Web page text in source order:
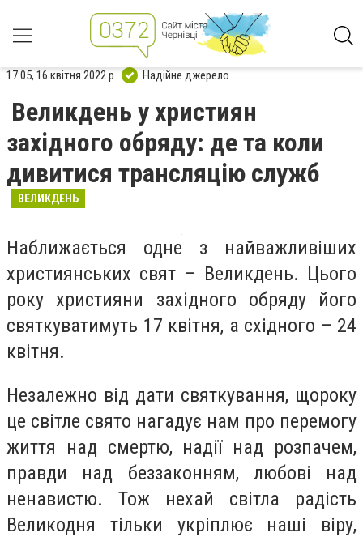
17:05, 16 квітня 2022 р. Надійне джерело
Великдень у християн
західного обряду: де та коли
дивитися трансляцію служб
ВЕЛИКДЕНЬ
Наближається одне з найважливіших
християнських свят – Великдень. Цього
року християни західного обряду його
святкуватимуть 17 квітня, а східного – 24
квітня.
Незалежно від дати святкування, щороку
це світле свято нагадує нам про перемогу
життя над смертю, надії над розпачем,
правди над беззаконням, любові над
ненавистю. Тож нехай світла радість
Великодня тільки укріплює наші віру,